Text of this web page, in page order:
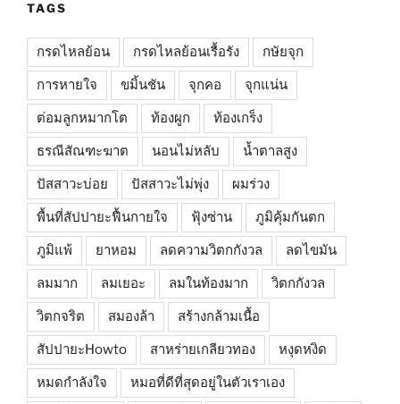
TAGS
กรดไหลย้อน กรดไหลย้อนเรื้อรัง กษัยจุก
การหายใจ ขมิ้นชัน จุกคอ จุกแน่น
ต่อมลูกหมากโต ท้องผูก ท้องเกร็ง
ธรณีสัณฑะฆาต นอนไม่หลับ น้ำตาลสูง
ปัสสาวะบ่อย ปัสสาวะไม่พุ่ง ผมร่วง
พื้นที่สัปปายะฟื้นกายใจ ฟุ้งซ่าน ภูมิคุ้มกันตก
ภูมิแพ้ ยาหอม ลดความวิตกกังวล ลดไขมัน
ลมมาก ลมเยอะ ลมในท้องมาก วิตกกังวล
วิตกจริต สมองล้า สร้างกล้ามเนื้อ
สัปปายะHowto สาหร่ายเกลียวทอง หงุดหงิด
หมดกำลังใจ หมอที่ดีที่สุดอยู่ในตัวเราเอง